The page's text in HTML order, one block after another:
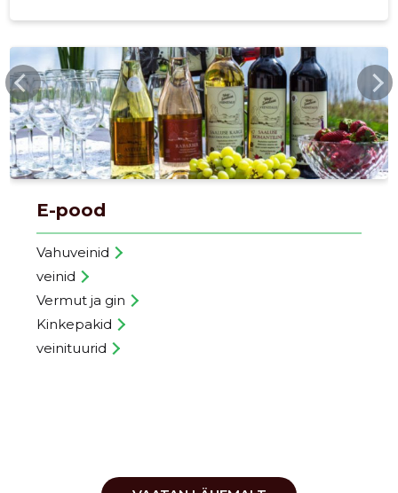
UUESAALUSEVEINITALU.EE
E-pood
Vahuveinid
veinid
Vermut ja gin
Kinkepakid
veinituurid